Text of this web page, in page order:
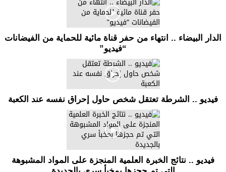
الدار البيضاء .. انتهاء من حفر قناة مائية للحماية من الفيضانات
“فيديو”
فيديو .. الشرطة تعتقل شخص حاول إحراق نفسه عند الكعبة
فيديو .. نتائج الخبرة العلمية المنجزة على المواد المشبوهة